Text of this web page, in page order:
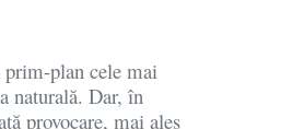
prim-plan cele mai
naturală. Dar, în
provocare, mai ales